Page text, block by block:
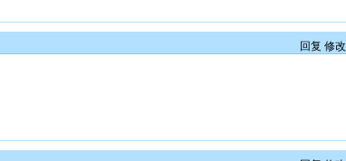
回复 修改